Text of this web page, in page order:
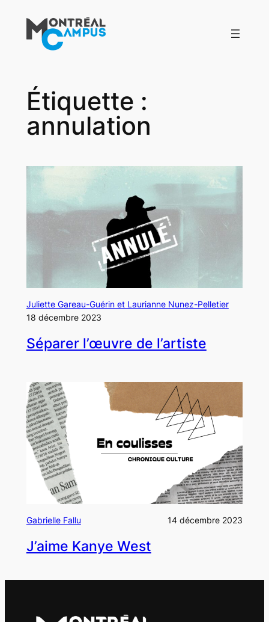
contenu
Étiquette :
annulation
Juliette Gareau-Guérin et Laurianne Nunez-Pelletier
18 décembre 2023
Séparer l’œuvre de l’artiste
Gabrielle Fallu 14 décembre 2023
J’aime Kanye West